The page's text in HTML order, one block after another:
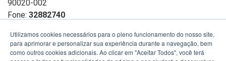
90020-002
Fone: 32882740
Utilizamos cookies necessários para o pleno funcionamento do nosso site,
para aprimorar e personalizar sua experiência durante a navegação, bem
como outros cookies adicionais. Ao clicar em "Aceitar Todos", você terá